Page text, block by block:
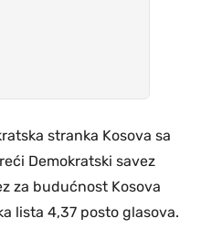
stranka Kosova sa
Demokratski savez
za budućnost Kosova
lista 4,37 posto glasova.